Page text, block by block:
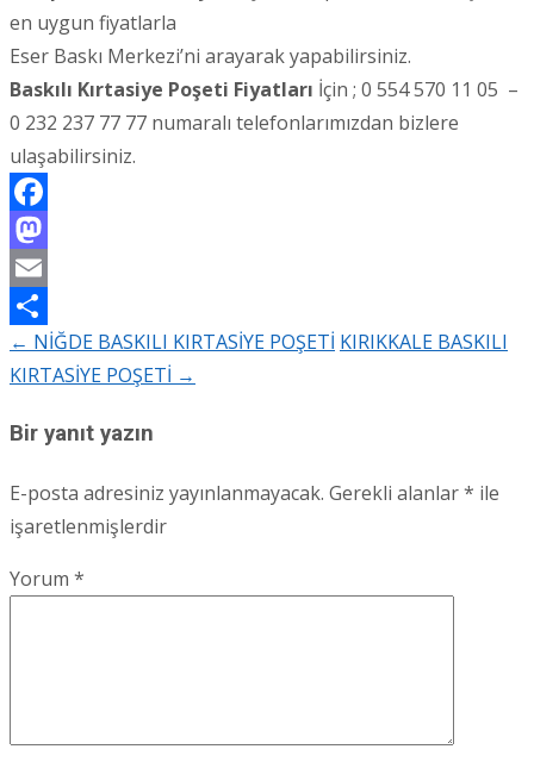
en uygun fiyatlarla
Eser Baskı Merkezi’ni arayarak yapabilirsiniz.
Baskılı Kırtasiye Poşeti Fiyatları İçin ; 0 554 570 11 05 –
0 232 237 77 77 numaralı telefonlarımızdan bizlere
ulaşabilirsiniz.
Facebook
Mastodon
Email
Share
Post
← NİĞDE BASKILI KIRTASİYE POŞETİ KIRIKKALE BASKILI
KIRTASİYE POŞETİ →
Bir yanıt yazın
E-posta adresiniz yayınlanmayacak. Gerekli alanlar* ile
işaretlenmişlerdir
Yorum *